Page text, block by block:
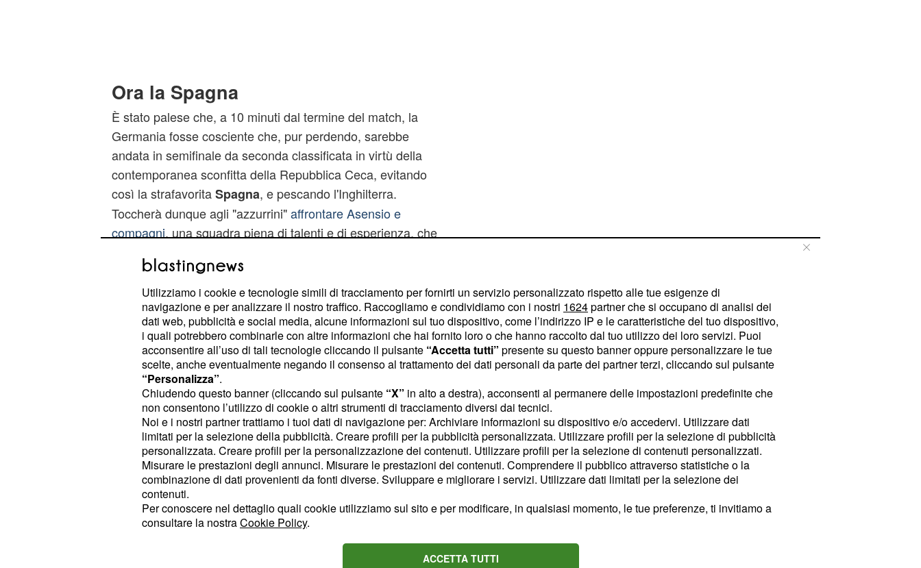
Ora la Spagna
È stato palese che, a 10 minuti dal termine del match, la
Germania fosse cosciente che, pur perdendo, sarebbe
andata in semifinale da seconda classificata in virtù della
contemporanea sconfitta della Repubblica Ceca, evitando
così la strafavoritaSpagna, e pescando l'Inghilterra.
Toccherà dunque agli "azzurrini"affrontare Asensio e
compagni, una squadra piena di talenti e di esperienza, che
per il futuro dei suoi club e della nazionale maggiore. Sarà
una sfida da affrontare a testa alta e petto in fuori, senza
alcun timore reverenziale, ma con il giusto rispetto e voglia
di stupire. Di Biagio sicuramente confermerà gli uomini che
sabato sera hanno fatto la differenza.
Utilizziamo i cookie e tecnologie simili di tracciamento per fornirti un servizio personalizzato rispetto alle tue esigenze di
navigazione e per analizzare il nostro traffico. Raccogliamo e condividiamo con i nostri 1624partner che si occupano di analisi dei
dati web, pubblicità e social media, alcune informazioni sul tuo dispositivo, come l’indirizzo IP e le caratteristiche del tuo dispositivo,
i quali potrebbero combinarle con altre informazioni che hai fornito loro o che hanno raccolto dal tuo utilizzo dei loro servizi. Puoi
acconsentire all’uso di tali tecnologie cliccando il pulsante “Accetta tutti” presente su questo banner oppure personalizzare le tue
scelte, anche eventualmente negando il consenso al trattamento dei dati personali da parte dei partner terzi, cliccando sul pulsante
“Personalizza”.
Chiudendo questo banner (cliccando sul pulsante “X” in alto a destra), acconsenti al permanere delle impostazioni predefinite che
non consentono l’utilizzo di cookie o altri strumenti di tracciamento diversi dai tecnici.
Noi e i nostri partner trattiamo i tuoi dati di navigazione per: Archiviare informazioni su dispositivo e/o accedervi. Utilizzare dati
limitati per la selezione della pubblicità. Creare profili per la pubblicità personalizzata. Utilizzare profili per la selezione di pubblicità
personalizzata. Creare profili per la personalizzazione dei contenuti. Utilizzare profili per la selezione di contenuti personalizzati.
Misurare le prestazioni degli annunci. Misurare le prestazioni dei contenuti. Comprendere il pubblico attraverso statistiche o la
combinazione di dati provenienti da fonti diverse. Sviluppare e migliorare i servizi. Utilizzare dati limitati per la selezione dei
contenuti.
Per conoscere nel dettaglio quali cookie utilizziamo sul sito e per modificare, in qualsiasi momento, le tue preferenze, ti invitiamo a
consultare la nostraCookie Policy.
ACCETTA TUTTI